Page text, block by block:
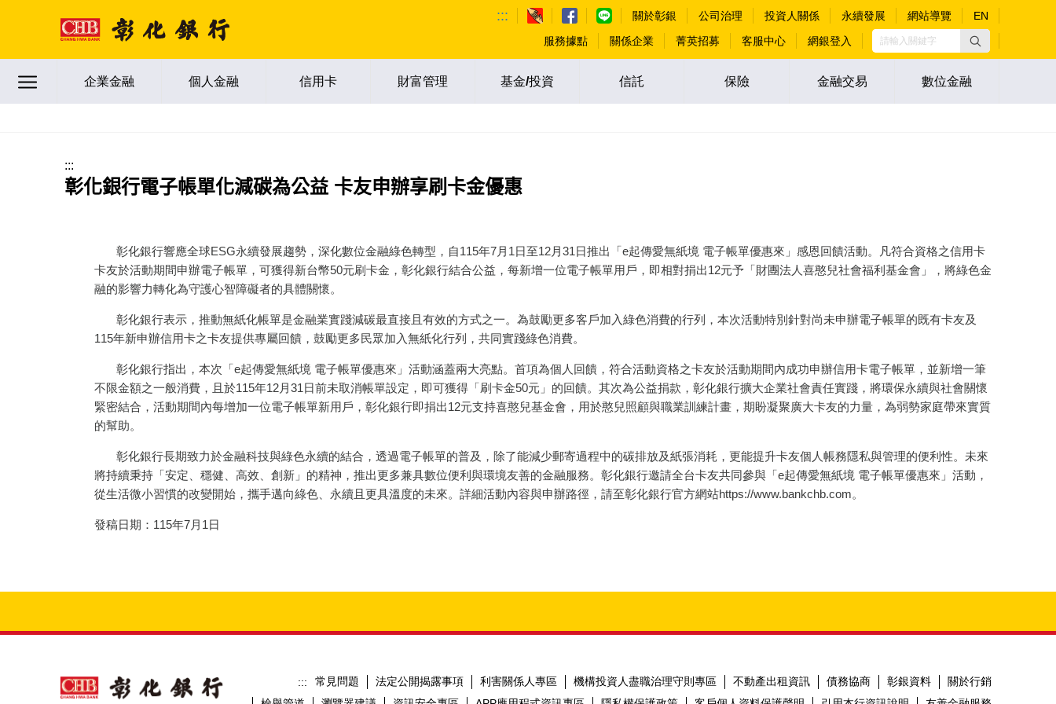
::: 關於彰銀 公司治理 投資人關係 永續發展 網站導覽
EN
服務據點
關係企業 菁英招募 客服中心 網銀登入
企業金融 個人金融 信用卡 財富管理 基金/投資 信託 保險 金融交易 數位金融
:::
彰化銀行電子帳單化減碳為公益 卡友申辦享刷卡金優惠
彰化銀行響應全球ESG永續發展趨勢，深化數位金融綠色轉型，自115年7月1日至12月31日推出「e起傳愛無紙境 電子帳單優惠來」感恩回饋活動。凡符合資格之信用卡
卡友於活動期間申辦電子帳單，可獲得新台幣50元刷卡金，彰化銀行結合公益，每新增一位電子帳單用戶，即相對捐出12元予「財團法人喜憨兒社會福利基金會」，將綠色金
融的影響力轉化為守護心智障礙者的具體關懷。
彰化銀行表示，推動無紙化帳單是金融業實踐減碳最直接且有效的方式之一。為鼓勵更多客戶加入綠色消費的行列，本次活動特別針對尚未申辦電子帳單的既有卡友及
115年新申辦信用卡之卡友提供專屬回饋，鼓勵更多民眾加入無紙化行列，共同實踐綠色消費。
彰化銀行指出，本次「e起傳愛無紙境 電子帳單優惠來」活動涵蓋兩大亮點。首項為個人回饋，符合活動資格之卡友於活動期間內成功申辦信用卡電子帳單，並新增一筆
不限金額之一般消費，且於115年12月31日前未取消帳單設定，即可獲得「刷卡金50元」的回饋。其次為公益捐款，彰化銀行擴大企業社會責任實踐，將環保永續與社會關懷
緊密結合，活動期間內每增加一位電子帳單新用戶，彰化銀行即捐出12元支持喜憨兒基金會，用於憨兒照顧與職業訓練計畫，期盼凝聚廣大卡友的力量，為弱勢家庭帶來實質
的幫助。
彰化銀行長期致力於金融科技與綠色永續的結合，透過電子帳單的普及，除了能減少郵寄過程中的碳排放及紙張消耗，更能提升卡友個人帳務隱私與管理的便利性。未來
將持續秉持「安定、穩健、高效、創新」的精神，推出更多兼具數位便利與環境友善的金融服務。彰化銀行邀請全台卡友共同參與「e起傳愛無紙境 電子帳單優惠來」活動，
從生活微小習慣的改變開始，攜手邁向綠色、永續且更具溫度的未來。詳細活動內容與申辦路徑，請至彰化銀行官方網站https://www.bankchb.com。
發稿日期：115年7月1日
::: 常見問題 法定公開揭露事項 利害關係人專區 機構投資人盡職治理守則專區 不動產出租資訊 債務協商 彰銀資料
關於行銷